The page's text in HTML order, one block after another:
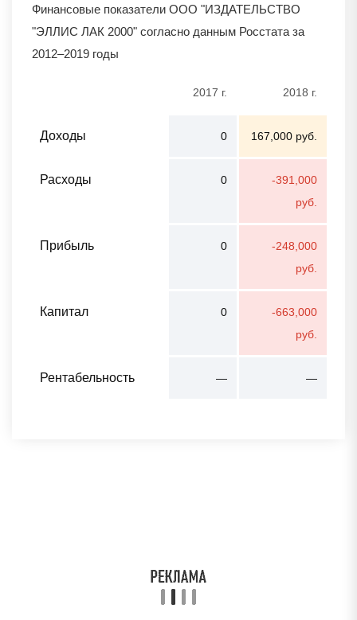
Финансовые показатели ООО "ИЗДАТЕЛЬСТВО
"ЭЛЛИС ЛАК 2000" согласно данным Росстата за
2012–2019 годы
2017 г. 2018 г.
Доходы 0 167,000 руб.
Расходы 0
-391,000
руб.
Прибыль 0
-248,000
руб.
Капитал 0
-663,000
руб.
Рентабельность — —